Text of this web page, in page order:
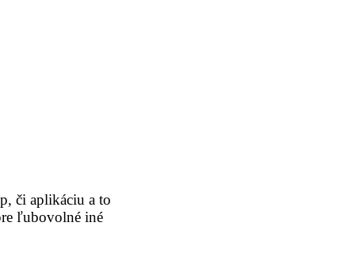
či aplikáciu a to
ľubovolné iné